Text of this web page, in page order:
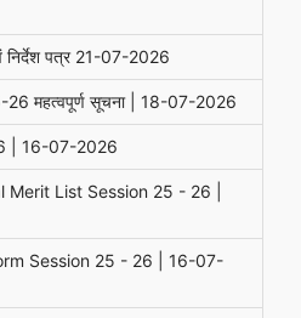
निर्देश पत्र 21-07-2026
26 महत्वपूर्ण सूचना | 18-07-2026
| 16-07-2026
Merit List Session 25 - 26 |
Session 25 - 26 | 16-07-